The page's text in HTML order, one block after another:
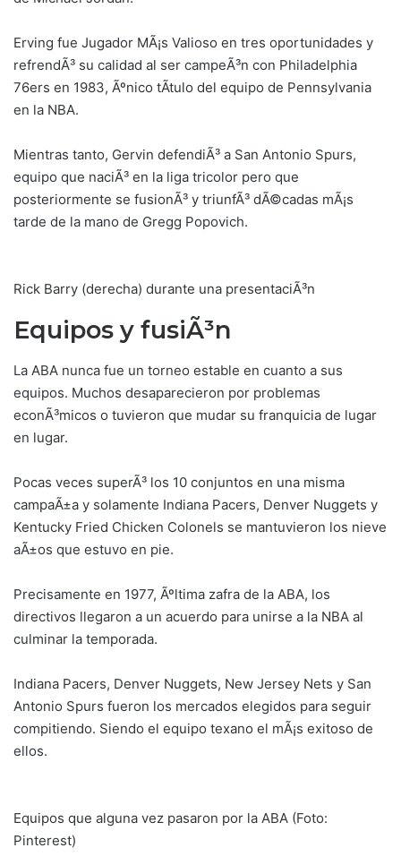
Erving fue Jugador MÃ¡s Valioso en tres oportunidades y
refrendÃ³ su calidad al ser campeÃ³n con Philadelphia
76ers en 1983, Ãºnico tÃ­tulo del equipo de Pennsylvania
en la NBA.
Mientras tanto, Gervin defendiÃ³ a San Antonio Spurs,
equipo que naciÃ³ en la liga tricolor pero que
posteriormente se fusionÃ³ y triunfÃ³ dÃ©cadas mÃ¡s
tarde de la mano de Gregg Popovich.
Rick Barry (derecha) durante una presentaciÃ³n
Equipos y fusiÃ³n
La ABA nunca fue un torneo estable en cuanto a sus
equipos. Muchos desaparecieron por problemas
econÃ³micos o tuvieron que mudar su franquicia de lugar
en lugar.
Pocas veces superÃ³ los 10 conjuntos en una misma
campaÃ±a y solamente Indiana Pacers, Denver Nuggets y
Kentucky Fried Chicken Colonels se mantuvieron los nieve
aÃ±os que estuvo en pie.
Precisamente en 1977, Ãºltima zafra de la ABA, los
directivos llegaron a un acuerdo para unirse a la NBA al
culminar la temporada.
Indiana Pacers, Denver Nuggets, New Jersey Nets y San
Antonio Spurs fueron los mercados elegidos para seguir
compitiendo. Siendo el equipo texano el mÃ¡s exitoso de
ellos.
Equipos que alguna vez pasaron por la ABA (Foto:
Pinterest)